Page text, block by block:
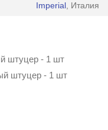
Imperial , Италия
штуцер - 1 шт
штуцер - 1 шт